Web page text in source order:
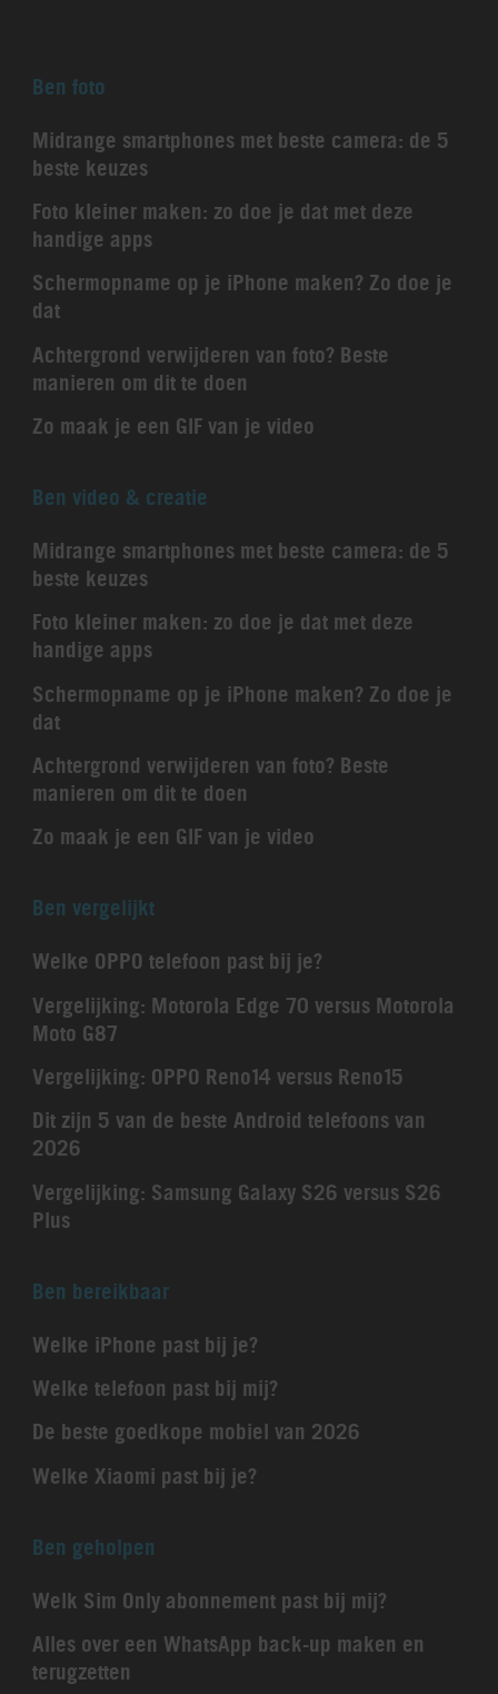
Ben foto
Midrange smartphones met beste camera: de 5
beste keuzes
Foto kleiner maken: zo doe je dat met deze
handige apps
Schermopname op je iPhone maken? Zo doe je
dat
Achtergrond verwijderen van foto? Beste
manieren om dit te doen
Zo maak je een GIF van je video
Ben video & creatie
Midrange smartphones met beste camera: de 5
beste keuzes
Foto kleiner maken: zo doe je dat met deze
handige apps
Schermopname op je iPhone maken? Zo doe je
dat
Achtergrond verwijderen van foto? Beste
manieren om dit te doen
Zo maak je een GIF van je video
Ben vergelijkt
Welke OPPO telefoon past bij je?
Vergelijking: Motorola Edge 70 versus Motorola
Moto G87
Vergelijking: OPPO Reno14 versus Reno15
Dit zijn 5 van de beste Android telefoons van
2026
Vergelijking: Samsung Galaxy S26 versus S26
Plus
Ben bereikbaar
Welke iPhone past bij je?
Welke telefoon past bij mij?
De beste goedkope mobiel van 2026
Welke Xiaomi past bij je?
Ben geholpen
Welk Sim Only abonnement past bij mij?
Alles over een WhatsApp back-up maken en
terugzetten